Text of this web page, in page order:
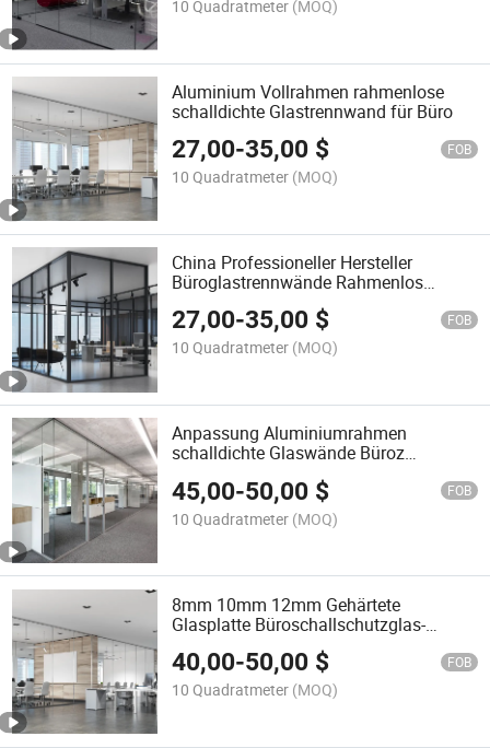
10 Quadratmeter (MOQ)
Aluminium Vollrahmen rahmenlose
schalldichte Glastrennwand für Büro
27,00-35,00 $ FOB
10 Quadratmeter (MOQ)
China Professioneller Hersteller
Büroglastrennwände Rahmenlos
Akustische Glastrennwand
27,00-35,00 $ FOB
10 Quadratmeter (MOQ)
Anpassung Aluminiumrahmen
schalldichte Glaswände Büroz
45,00-50,00 $ FOB
10 Quadratmeter (MOQ)
8mm 10mm 12mm Gehärtete
Glasplatte Büroschallschutzglas-
40,00-50,00 $ FOB
10 Quadratmeter (MOQ)